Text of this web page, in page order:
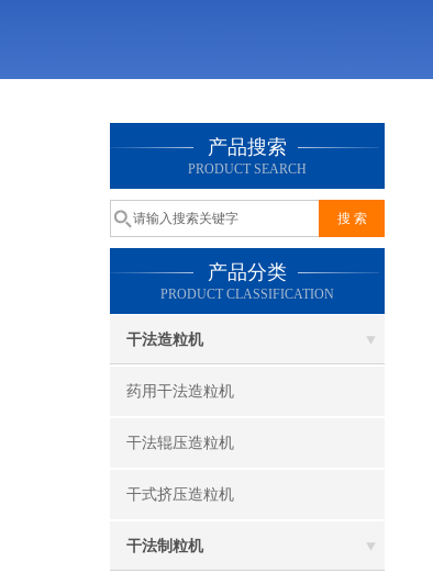
产品搜索
PRODUCT SEARCH
产品分类
PRODUCT CLASSIFICATION
干法造粒机
药用干法造粒机
干法辊压造粒机
干式挤压造粒机
干法制粒机